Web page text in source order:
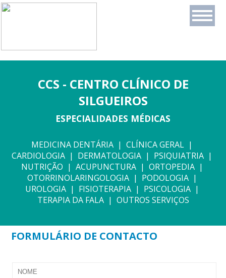
CCS - CENTRO CLÍNICO DE
SILGUEIROS
ESPECIALIDADES MÉDICAS
MEDICINA DENTÁRIA | CLÍNICA GERAL |
CARDIOLOGIA | DERMATOLOGIA | PSIQUIATRIA |
NUTRIÇÃO | ACUPUNCTURA | ORTOPEDIA |
OTORRINOLARINGOLOGIA | PODOLOGIA |
UROLOGIA | FISIOTERAPIA | PSICOLOGIA |
TERAPIA DA FALA | OUTROS SERVIÇOS
FORMULÁRIO DE CONTACTO